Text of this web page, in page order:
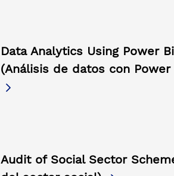
Data Analytics Using Power
(Análisis de datos con
Audit of Social Sector